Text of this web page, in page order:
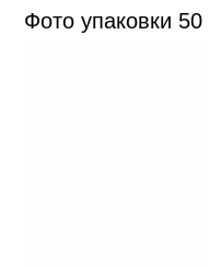
Фото упаковки 50